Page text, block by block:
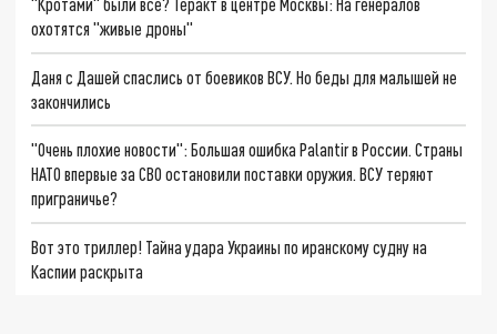
охотятся "живые дроны"
Даня с Дашей спаслись от боевиков ВСУ. Но беды для малышей не
закончились
"Очень плохие новости": Большая ошибка Palantir в России. Страны
НАТО впервые за СВО остановили поставки оружия. ВСУ теряют
приграничье?
Вот это триллер! Тайна удара Украины по иранскому судну на
Каспии раскрыта